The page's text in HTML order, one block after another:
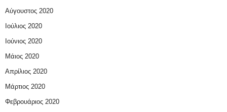
Αύγουστος 2020
Ιούλιος 2020
Ιούνιος 2020
Μάιος 2020
Απρίλιος 2020
Μάρτιος 2020
Φεβρουάριος 2020